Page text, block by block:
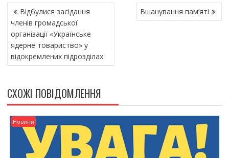
Н
А
В
Г
А
І
Я
З
А
П
Відбулися засідання
членів громадської
організації «Українське
ядерне товариство» у
відокремлених підрозділах
Вшанування пам’яті
СХОЖІ ПОВІДОМЛЕННЯ
Новини